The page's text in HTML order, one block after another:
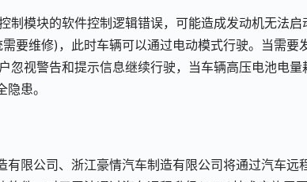
制模块的软件控制逻辑错误，可能造成发动机无法启
要维修)，此时车辆可以通过电动模式行驶。当需要
忽视警告和提示信息继续行驶，当车辆高压电池电量
患。
限公司、浙江豪情汽车制造有限公司将通过汽车远